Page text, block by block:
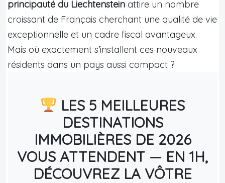
principauté du Liechtenstein attire un nombre
croissant de Français cherchant une qualité de vie
exceptionnelle et un cadre fiscal avantageux.
Mais où exactement s’installent ces nouveaux
résidents dans un pays aussi compact ?
LES 5 MEILLEURES
DESTINATIONS
IMMOBILIÈRES DE 2026
VOUS ATTENDENT — EN 1H,
DÉCOUVREZ LA VÔTRE